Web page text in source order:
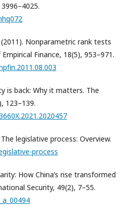
(2011). Nonparametric rank tests
Finance, 18(5), 953–971.
is back: Why it matters. The
123–139.
legislative process: Overview.
process
How China’s rise transformed
Security, 49(2), 7–55.